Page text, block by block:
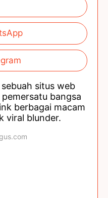
situs web
bangsa
berbagai macam
viral blunder.